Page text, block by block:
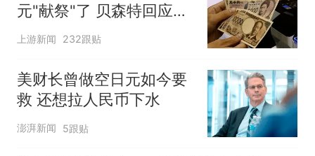
元"献祭"了 贝森特回应质
疑
上游新闻 232跟贴
美财长曾做空日元如今要
救 还想拉人民币下水
澎湃新闻 5跟贴